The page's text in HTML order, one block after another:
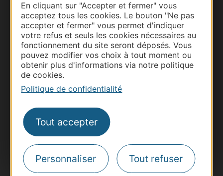
En cliquant sur "Accepter et fermer" vous
acceptez tous les cookies. Le bouton "Ne pas
accepter et fermer" vous permet d'indiquer
votre refus et seuls les cookies nécessaires au
fonctionnement du site seront déposés. Vous
pouvez modifier vos choix à tout moment ou
obtenir plus d'informations via notre politique
de cookies.
Politique de confidentialité
Tout accepter
Personnaliser Tout refuser
Thermalisme
Business/Mice
Pros d'Occitanie
Voyagistes
Destination Sport
Inscrivez-vous à la lettre d'information
Destination Occitanie pour recevoir des
suggestions de séjours, de visites et de sorties.